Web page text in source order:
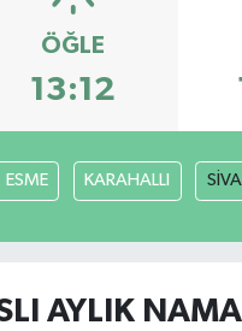
ÖĞLE
13:12
ESME KARAHALLI
AYLIK